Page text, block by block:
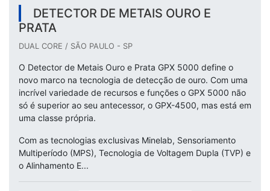
DETECTOR DE METAIS OURO E
PRATA
DUAL CORE / SÃO PAULO - SP
O Detector de Metais Ouro e Prata GPX 5000 define o
novo marco na tecnologia de detecção de ouro. Com uma
incrível variedade de recursos e funções o GPX 5000 não
só é superior ao seu antecessor, o GPX-4500, mas está em
uma classe própria.
Com as tecnologias exclusivas Minelab, Sensoriamento
Multiperíodo (MPS), Tecnologia de Voltagem Dupla (TVP) e
o Alinhamento E...